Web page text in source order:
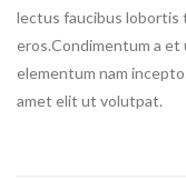
lectus faucibus lobortis
eros.Condimentum a
elementum nam
amet elit ut volutpat.